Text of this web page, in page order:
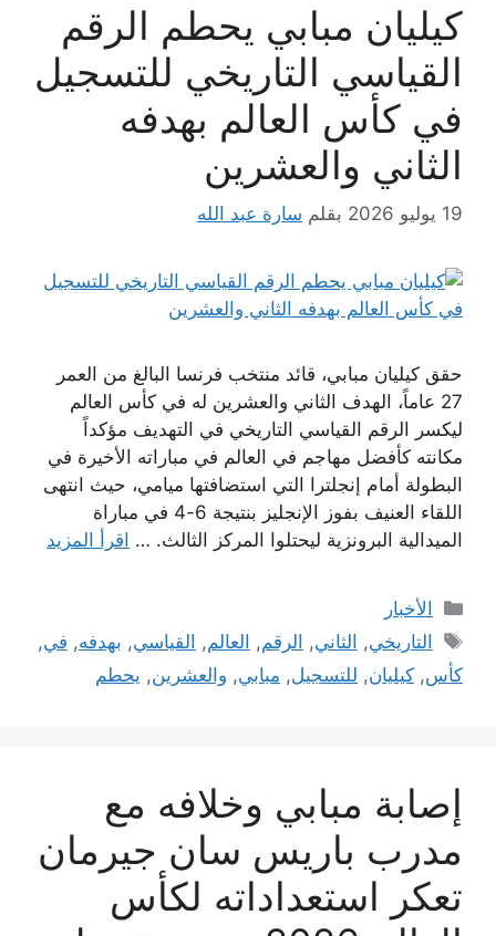
كيليان مبابي يحطم الرقم
القياسي التاريخي للتسجيل
في كأس العالم بهدفه
الثاني والعشرين
19 يوليو 2026 بقلم سارة عبد الله
حقق كيليان مبابي، قائد منتخب فرنسا البالغ من العمر
27 عاماً، الهدف الثاني والعشرين له في كأس العالم
ليكسر الرقم القياسي التاريخي في التهديف مؤكداً
مكانته كأفضل مهاجم في العالم في مباراته الأخيرة في
البطولة أمام إنجلترا التي استضافتها ميامي، حيث انتهى
اللقاء العنيف بفوز الإنجليز بنتيجة 6-4 في مباراة
الميدالية البرونزية ليحتلوا المركز الثالث. … اقرأ المزيد
التصنيفات
الأخبار
الوسوم
التاريخي, الثاني, الرقم, العالم, القياسي, بهدفه, في,
كأس, كيليان, للتسجيل, مبابي, والعشرين, يحطم
إصابة مبابي وخلافه مع
مدرب باريس سان جيرمان
تعكر استعداداته لكأس